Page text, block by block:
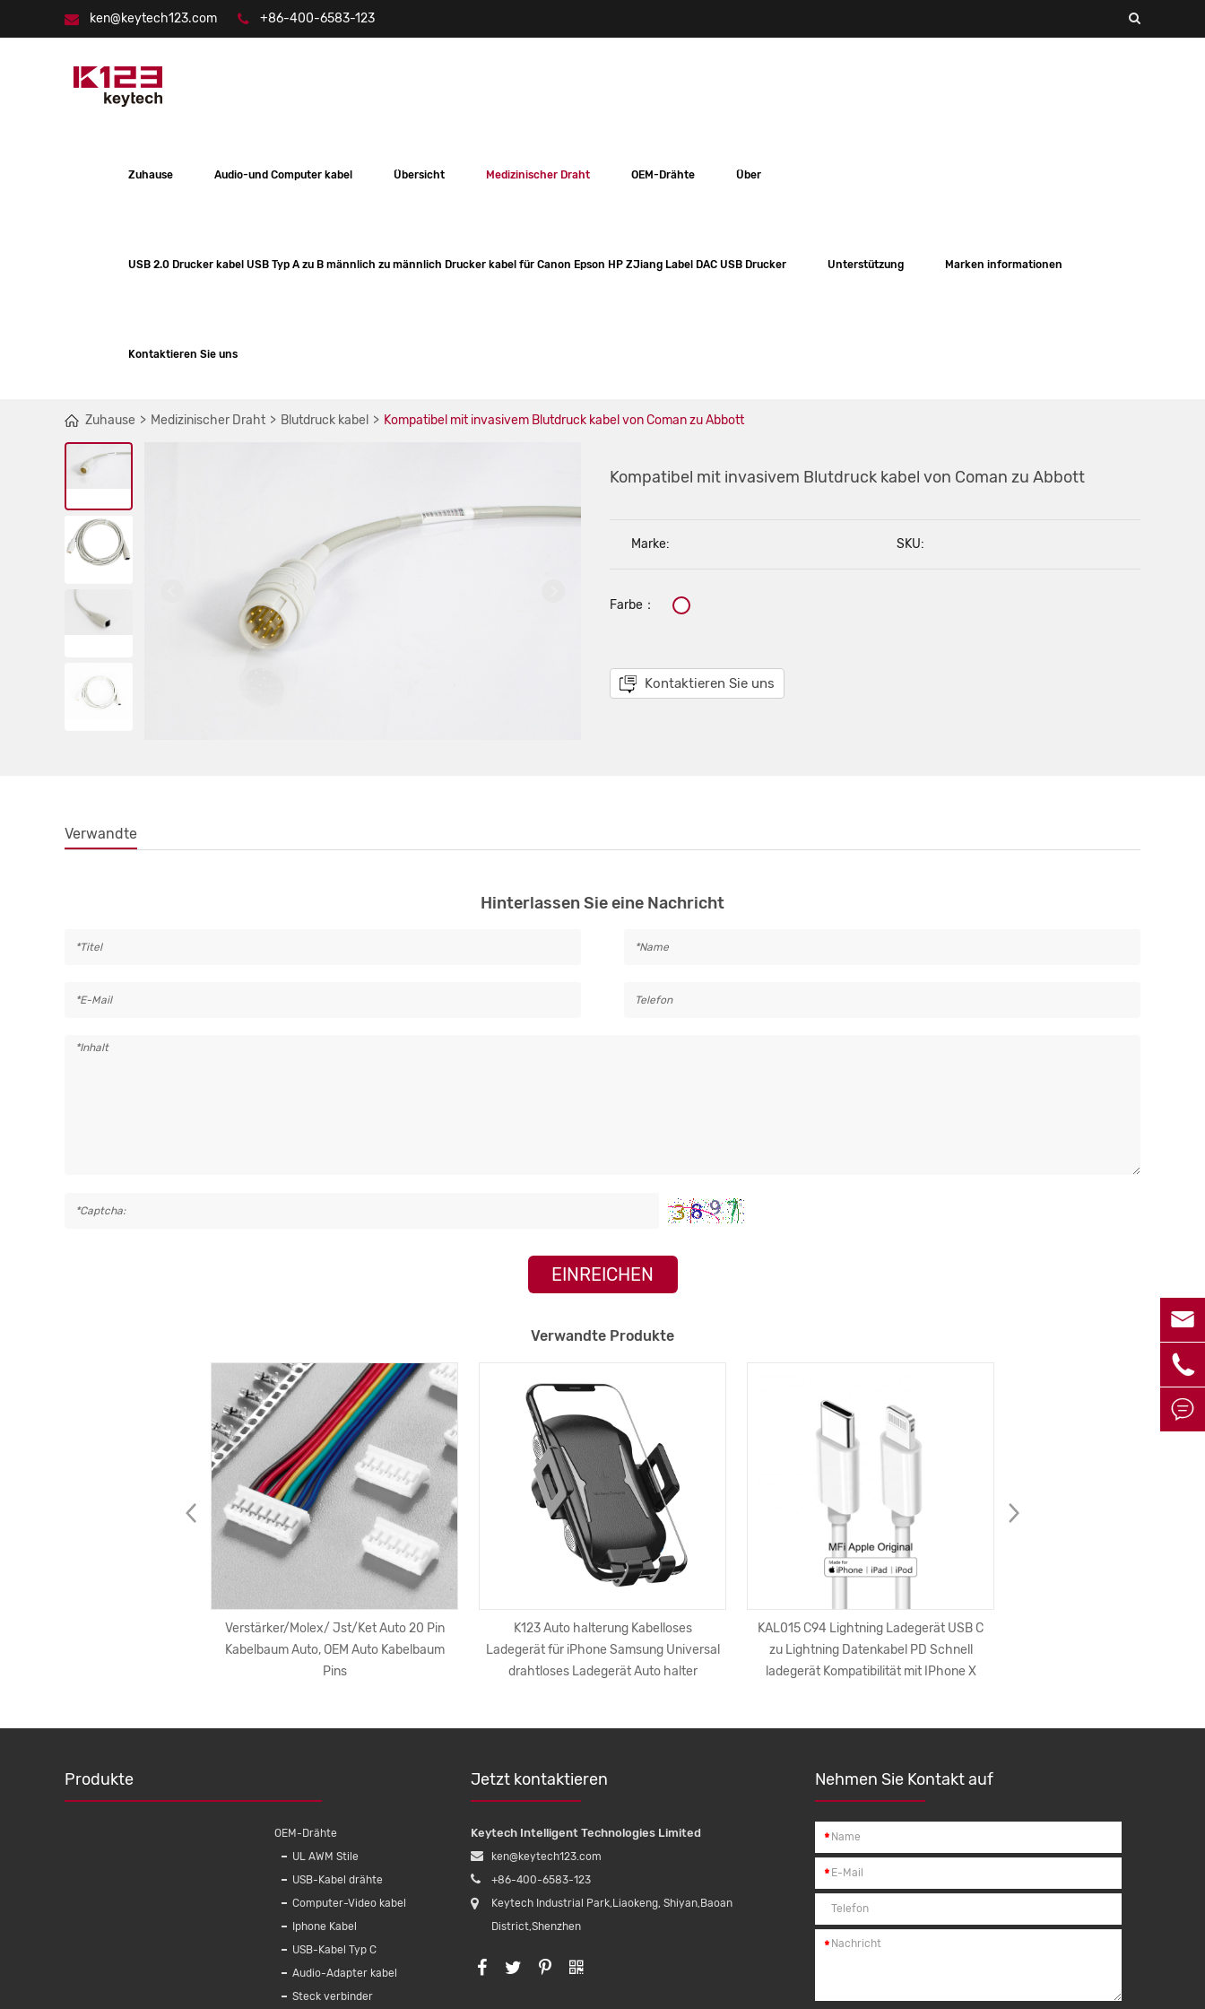
ken@keytech123.com +86-400-6583-123
Zuhause Audio-und Computer kabel Übersicht Medizinischer Draht OEM-Drähte Über
USB 2.0 Drucker kabel USB Typ A zu B männlich zu männlich Drucker kabel für Canon Epson HP ZJiang Label DAC USB Drucker Unterstützung Marken informationen
Kontaktieren Sie uns
Zuhause Medizinischer Draht Blutdruck kabel Kompatibel mit invasivem Blutdruck kabel von Coman zu Abbott
Kompatibel mit invasivem Blutdruck kabel von Coman zu Abbott
Marke: SKU:
Farbe：
Kontaktieren Sie uns
Verwandte
Hinterlassen Sie eine Nachricht
EINREICHEN
Verwandte Produkte
Verstärker/Molex/ Jst/Ket Auto 20 Pin
Kabelbaum Auto, OEM Auto Kabelbaum
Pins
K123 Auto halterung Kabelloses
Ladegerät für iPhone Samsung Universal
drahtloses Ladegerät Auto halter
KAL015 C94 Lightning Ladegerät USB C
zu Lightning Datenkabel PD Schnell
ladegerät Kompatibilität mit IPhone X
Produkte
OEM-Drähte
UL AWM Stile
USB-Kabel drähte
Computer-Video kabel
Iphone Kabel
USB-Kabel Typ C
Audio-Adapter kabel
Steck verbinder
Jetzt kontaktieren
Keytech Intelligent Technologies Limited
ken@keytech123.com
+86-400-6583-123
Keytech Industrial Park,Liaokeng, Shiyan,Baoan
District,Shenzhen
Nehmen Sie Kontakt auf
*
*
*


